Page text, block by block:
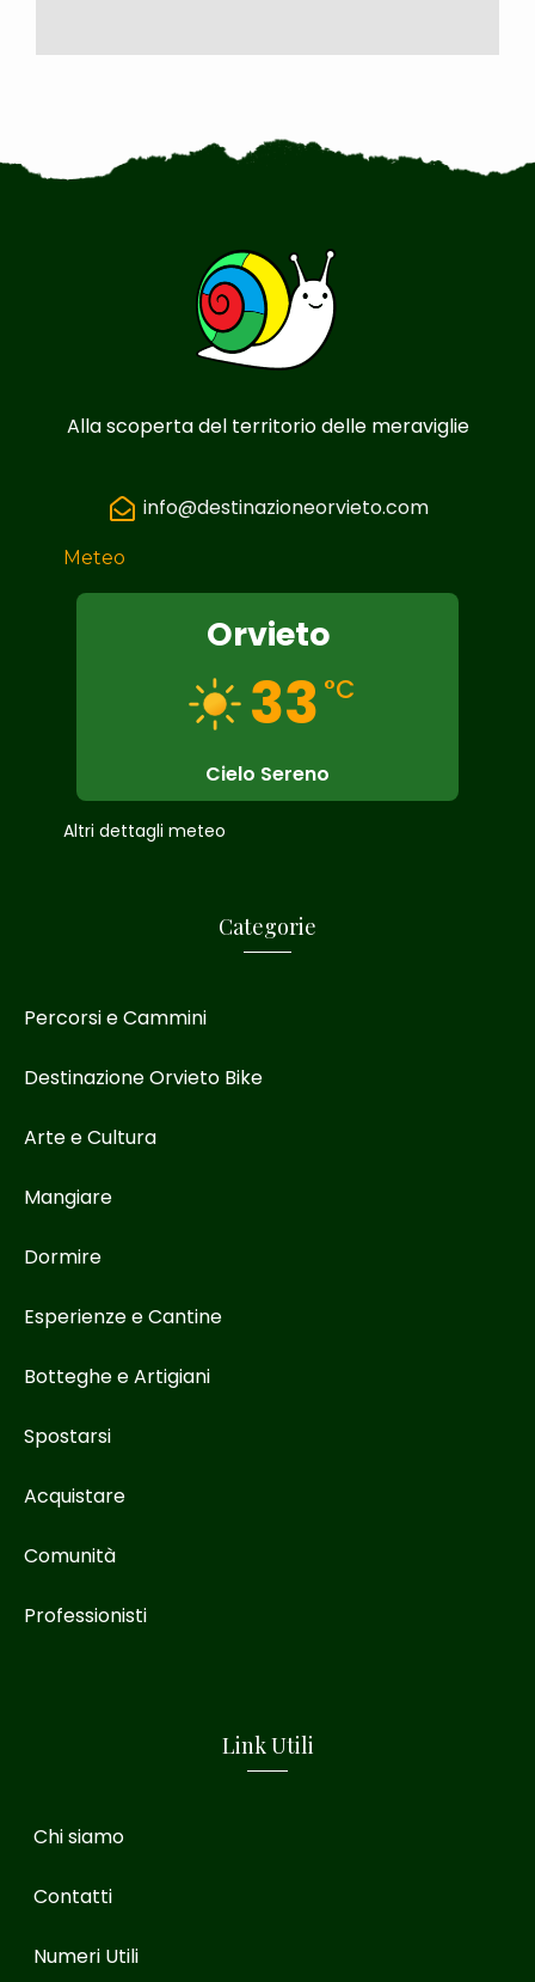
Alla scoperta del territorio delle meraviglie
info@destinazioneorvieto.com
Meteo
Orvieto
33 °C
Cielo Sereno
Altri dettagli meteo
Categorie
Percorsi e Cammini
Destinazione Orvieto Bike
Arte e Cultura
Mangiare
Dormire
Esperienze e Cantine
Botteghe e Artigiani
Spostarsi
Acquistare
Comunità
Professionisti
Link Utili
Chi siamo
Contatti
Numeri Utili